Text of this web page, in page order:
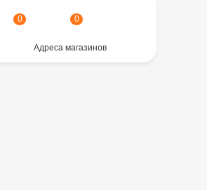
0 0
Адреса магазинов